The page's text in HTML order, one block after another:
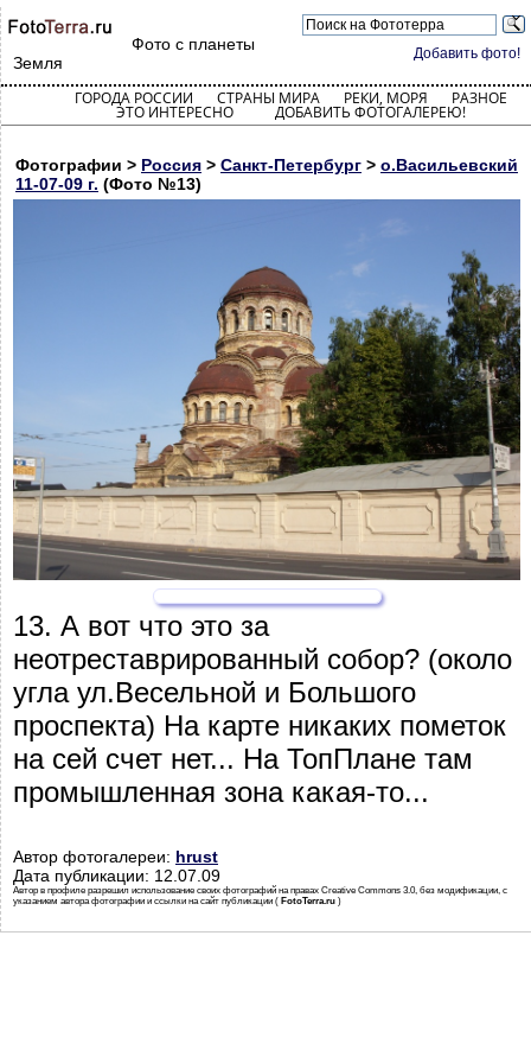
Добавить фото!
Фото с планеты
Земля
ГОРОДА РОССИИ СТРАНЫ МИРА РЕКИ, МОРЯ РАЗНОЕ
ЭТО ИНТЕРЕСНО ДОБАВИТЬ ФОТОГАЛЕРЕЮ!
Фотографии > Россия > Санкт-Петербург > о.Васильевский
11-07-09 г. (Фото №13)
13. А вот что это за
неотреставрированный собор? (около
угла ул.Весельной и Большого
проспекта) На карте никаких пометок
на сей счет нет... На ТопПлане там
промышленная зона какая-то...
Автор фотогалереи: hrust
Дата публикации: 12.07.09
Автор в профиле разрешил использование своих фотографий на правах Creative Commons 3.0, без модификации, с
указанием автора фотографии и ссылки на сайт публикации ( FotoTerra.ru )